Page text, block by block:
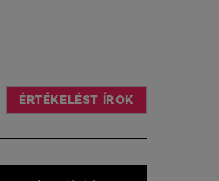
ÉRTÉKELÉST ÍROK